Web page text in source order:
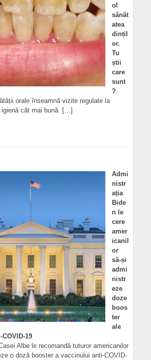
ol
sănăt
atea
dințil
or.
Tu
știi
care
sunt
?
orale înseamnă vizite regulate la
cât mai bună. […]
Admi
nistr
ația
Bide
n le
cere
amer
icanil
or
să-și
admi
nistr
eze
doze
boos
ter
ale
19
Albe le recomandă tuturor americanilor
o doză booster a vaccinului anti-COVID-